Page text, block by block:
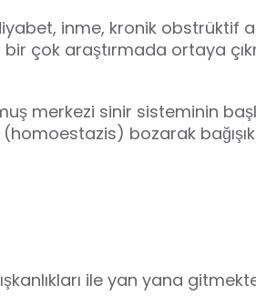
inme, kronik obstrüktif
çok araştırmada ortaya
merkezi sinir sisteminin
bozarak
ile yan yana